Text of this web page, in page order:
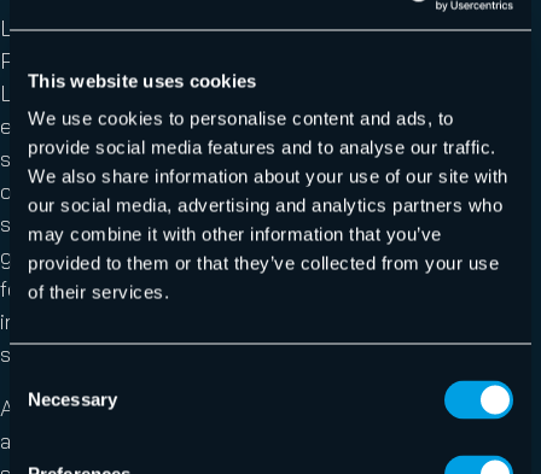
This website uses cookies
We use cookies to personalise content and ads, to
provide social media features and to analyse our traffic.
We also share information about your use of our site with
our social media, advertising and analytics partners who
may combine it with other information that you’ve
provided to them or that they’ve collected from your use
of their services.
Selection
Necessary
Los administradores de VMware que deciden migrar a
Proxmox deben enfrentarse a una curva de aprendizaje.
La mayoría de los VI Admins han trabajado
exclusivamente con vSphere durante años, ya que ha
sido el pilar de la infraestructura de IT en muchas
organizaciones. Sin embargo, Proxmox se basa en un
sistema operativo Debian, utiliza contenedores LXC y
gestiona el clustering y la alta disponibilidad (HA) de una
forma muy diferente a la arquitectura de VMware. Esto
implica que las habilidades tradicionales de gestión no
siempre se transfieren directamente.
Aun así, también hay puntos en común, y muchos
administradores descubren que la transición es más